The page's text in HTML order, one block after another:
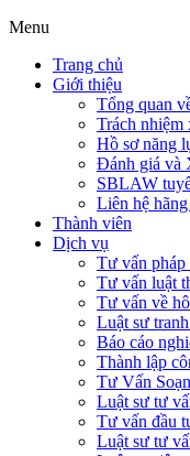
Menu
Trang chủ
Giới thiệu
Tổng quan
Trách nhiệm
Hồ sơ năng
Đánh giá và
SBLAW
Liên hệ
Thành viên
Dịch vụ
Tư vấn pháp
Tư vấn luật
Tư vấn về
Luật sư
Báo cáo
Thành lập
Tư Vấn
Luật sư tư
Tư vấn đầu
Luật sư tư